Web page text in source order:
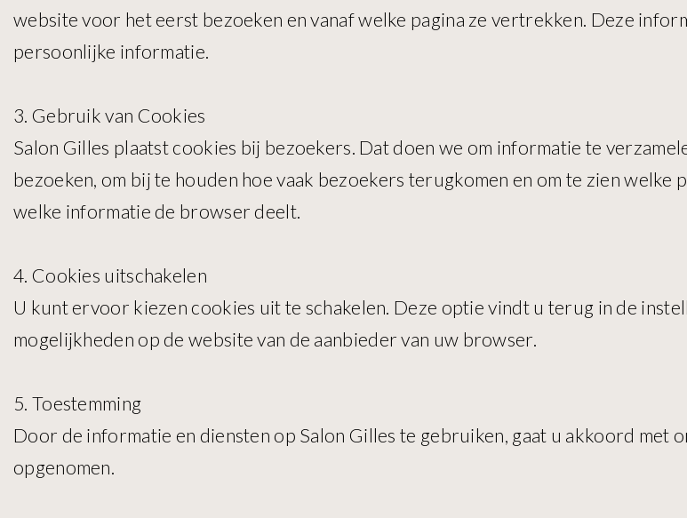
website voor het eerst bezoeken en vanaf welke pagina ze vertrekken. Deze
persoonlijke informatie.
3. Gebruik van Cookies
Salon Gilles plaatst cookies bij bezoekers. Dat doen we om informatie te
bezoeken, om bij te houden hoe vaak bezoekers terugkomen en om te zien welke
welke informatie de browser deelt.
4. Cookies uitschakelen
U kunt ervoor kiezen cookies uit te schakelen. Deze optie vindt u terug in de
mogelijkheden op de website van de aanbieder van uw browser.
5. Toestemming
Door de informatie en diensten op Salon Gilles te gebruiken, gaat u akkoord
opgenomen.